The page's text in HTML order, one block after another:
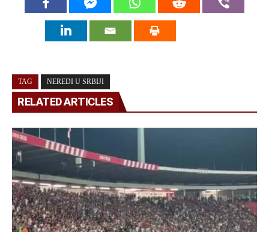
TAG NEREDI U SRBIJI
RELATED ARTICLES